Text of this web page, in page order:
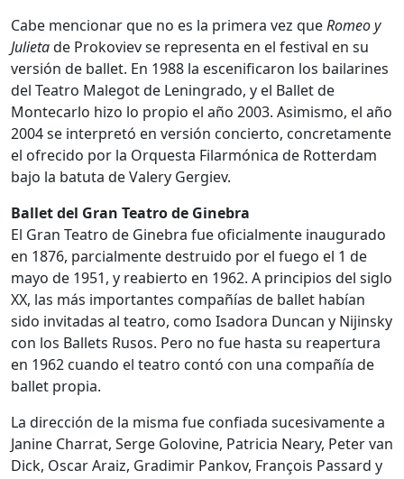
Cabe mencionar que no es la primera vez queRomeo y
Julietade Prokoviev se representa en el festival en su
versión de ballet. En 1988 la escenificaron los bailarines
del Teatro Malegot de Leningrado, y el Ballet de
Montecarlo hizo lo propio el año 2003. Asimismo, el año
2004 se interpretó en versión concierto, concretamente
el ofrecido por la Orquesta Filarmónica de Rotterdam
bajo la batuta de Valery Gergiev.
Ballet del Gran Teatro de Ginebra
El Gran Teatro de Ginebra fue oficialmente inaugurado
en 1876, parcialmente destruido por el fuego el 1 de
mayo de 1951, y reabierto en 1962. A principios del siglo
XX, las más importantes compañías de ballet habían
sido invitadas al teatro, como Isadora Duncan y Nijinsky
con los Ballets Rusos. Pero no fue hasta su reapertura
en 1962 cuando el teatro contó con una compañía de
ballet propia.
La dirección de la misma fue confiada sucesivamente a
Janine Charrat, Serge Golovine, Patricia Neary, Peter van
Dick, Oscar Araiz, Gradimir Pankov, François Passard y